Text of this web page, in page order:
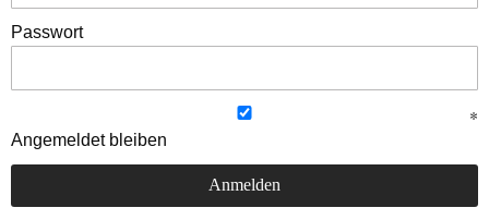
Passwort
Angemeldet bleiben